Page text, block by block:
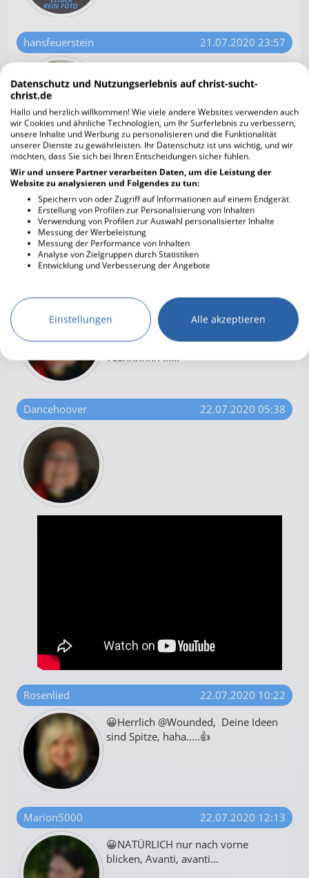
hansfeuerstein
21.07.2020 23:57
Dancehoover
22.07.2020 05:34
Dann meine allerherzlichsten
Glückwünsche zum Geburtstag 🎁😍
🤗🤗!
Yeahhhhhh ......
Dann meine allerherzlichsten
Glückwünsche zum Geburtstag 🎁😍
🤗🤗!
Yeahhhhhh ......
Dancehoover 22.07.2020 05:38
Rosenlied
22.07.2020 10:22
😀Herrlich @Wounded, Deine Ideen
sind Spitze, haha.....👍
Marion5000
22.07.2020 12:13
😀NATÜRLICH nur nach vorne
blicken, Avanti, avanti...
Datenschutz und Nutzungserlebnis auf christ-sucht-
christ.de
Hallo und herzlich willkommen! Wie viele andere Websites verwenden auch
wir Cookies und ähnliche Technologien, um Ihr Surferlebnis zu verbessern,
unsere Inhalte und Werbung zu personalisieren und die Funktionalität
unserer Dienste zu gewährleisten. Ihr Datenschutz ist uns wichtig, und wir
möchten, dass Sie sich bei Ihren Entscheidungen sicher fühlen.
Wir und unsere Partner verarbeiten Daten, um die Leistung der
Website zu analysieren und Folgendes zu tun:
Speichern von oder Zugriff auf Informationen auf einem Endgerät
Erstellung von Profilen zur Personalisierung von Inhalten
Verwendung von Profilen zur Auswahl personalisierter Inhalte
Messung der Werbeleistung
Messung der Performance von Inhalten
Analyse von Zielgruppen durch Statistiken
Entwicklung und Verbesserung der Angebote
Einstellungen Alle akzeptieren